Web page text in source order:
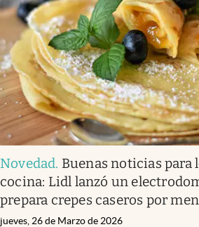
Novedad. Buenas noticias para
cocina: Lidl lanzó un
prepara crepes caseros por
jueves, 26 de Marzo de 2026